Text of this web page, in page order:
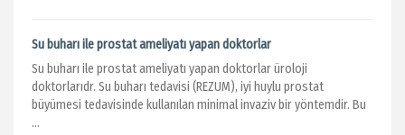
Su buharı ile prostat ameliyatı yapan doktorlar
Su buharı ile prostat ameliyatı yapan doktorlar üroloji
doktorlarıdr. Su buharı tedavisi (REZUM), iyi huylu prostat
büyümesi tedavisinde kullanılan minimal invaziv bir yöntemdir. Bu
...